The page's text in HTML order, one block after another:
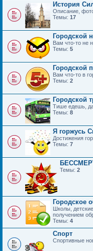
История
Описание,
Темы: 17
Городской
Вам что-то не
Темы: 5
Городской
Вам что-то в
Темы: 2
Городской
Тише едешь,
Темы: 8
Я горжусь
Достижения
Темы: 7
Темы: 2
Городское
Школы,
получением
Темы: 4
Спорт
Спортивные